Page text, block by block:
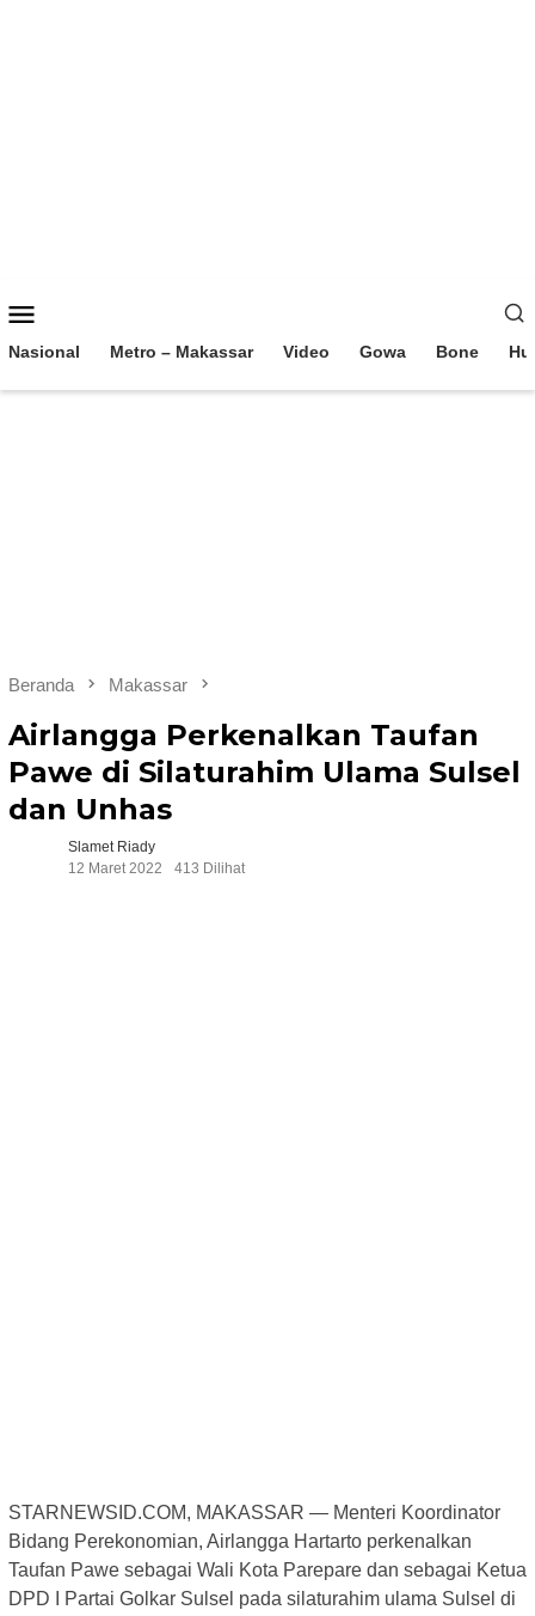
Mobile
Nasional Metro – Makassar Video Gowa Bone
Beranda Makassar
Airlangga Perkenalkan Taufan
Pawe di Silaturahim Ulama Sulsel
dan Unhas
Slamet Riady
12 Maret 2022
413 Dilihat
STARNEWSID.COM, MAKASSAR — Menteri Koordinator
Bidang Perekonomian, Airlangga Hartarto perkenalkan
Taufan Pawe sebagai Wali Kota Parepare dan sebagai Ketua
DPD I Partai Golkar Sulsel pada silaturahim ulama Sulsel di